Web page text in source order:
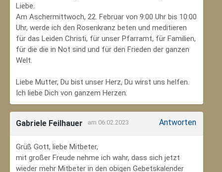
Liebe.
Am Aschermittwoch, 22. Februar von 9:00 Uhr bis 10:00
Uhr, werde ich den Rosenkranz beten und meditieren
für das Leiden Christi, für unser Pfarramt, für Familien,
für die die in Not sind und für den Frieden der ganzen
Welt.
Liebe Mutter, Du bist unser Herz, Du wirst uns helfen.
Ich liebe Dich von ganzem Herzen.
Gabriele Feilhauer am 06.02.2023 Antworten
Grüß Gott, liebe Mitbeter,
mit großer Freude nehme ich wahr, dass sich jetzt
wieder mehr Mitbeter in den obigen Gebetskalender